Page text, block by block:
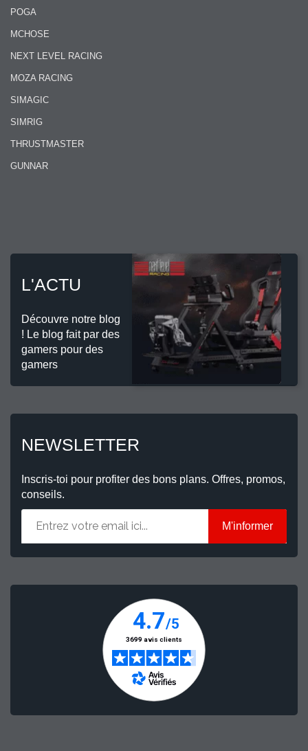
POGA
MCHOSE
NEXT LEVEL RACING
MOZA RACING
SIMAGIC
SIMRIG
THRUSTMASTER
GUNNAR
L'ACTU
Découvre notre blog
! Le blog fait par des
gamers pour des
gamers
NEWSLETTER
Inscris-toi pour profiter des bons plans. Offres, promos,
conseils.
M'informer